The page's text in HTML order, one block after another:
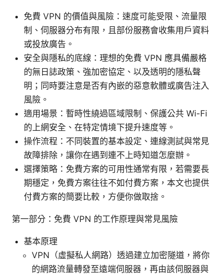
免費 VPN 的價值與風險：速度可能受限、流量限
制、伺服器分布有限，且部份服務會收集用戶資料
或投放廣告。
安全與隱私的底線：理想的免費 VPN 應具備嚴格
的無日誌政策、強加密協定、以及透明的隱私聲
明；同時要注意是否有內嵌的惡意軟體或廣告注入
風險。
適用場景：暫時性繞過區域限制、保護公共 Wi-Fi
的上網安全、在特定情境下提升速度等。
操作流程：不同裝置的基本設定、連線測試與常見
故障排除，讓你在遇到連不上時知道怎麼辦。
選擇策略：免費方案的可用性通常有限，若需要長
期穩定，免費方案往往不如付費方案，本文也提供
付費方案的簡要比較，方便你做取捨。
第一部分：免費 VPN 的工作原理與常見風險
基本原理
VPN（虛擬私人網路）透過建立加密隧道，將你
的網路流量轉發至遠端伺服器，再由該伺服器與